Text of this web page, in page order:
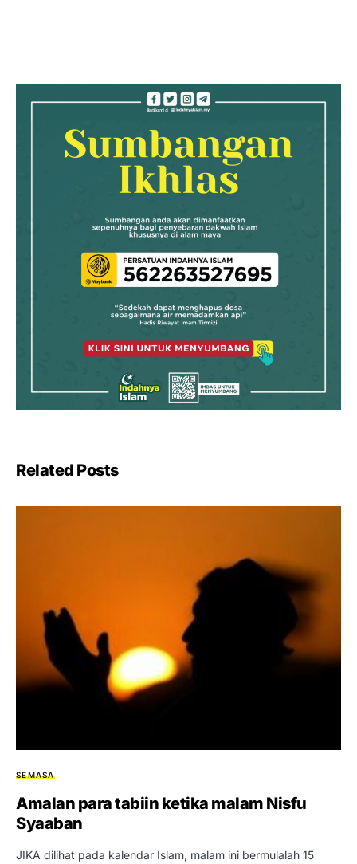
Related Posts
SEMASA
Amalan para tabiin ketika malam Nisfu
Syaaban
JIKA dilihat pada kalendar Islam, malam ini bermulalah 15